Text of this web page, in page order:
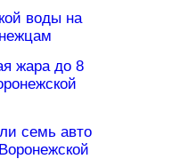
воды на
жара до 8
семь авто